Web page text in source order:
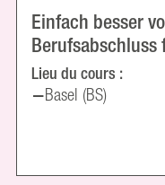
Einfach besser
Berufsabschluss
Lieu du cours :
Basel (BS)